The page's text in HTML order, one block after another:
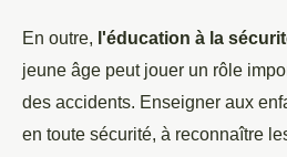
En outre, l'éducation à la
jeune âge peut jouer un rôle
des accidents. Enseigner aux
en toute sécurité, à reconnaître